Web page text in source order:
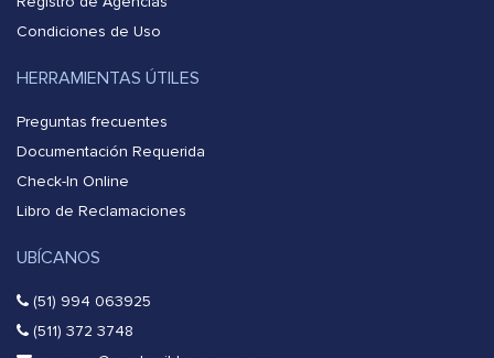
Condiciones de Uso
HERRAMIENTAS ÚTILES
Preguntas frecuentes
Documentación Requerida
Check-In Online
Libro de Reclamaciones
UBÍCANOS
(51) 994 063925
(511) 372 3748